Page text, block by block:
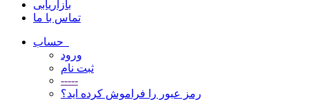
بازاریابی
تماس با ما
ورود
ثبت نام
-----
رمز عبور را فراموش کرده اید؟